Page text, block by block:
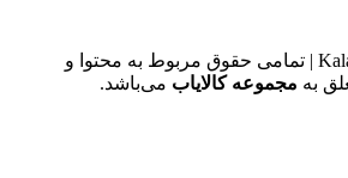
KalaYabe.ir © 1399 – 1403 | تمامی حقوق مربوط به محتوا و
به مجموعه کالایاب می‌باشد.